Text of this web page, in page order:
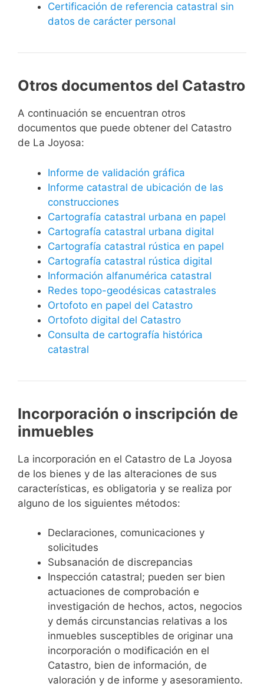
Certificación de referencia catastral sin
datos de carácter personal
Otros documentos del Catastro
A continuación se encuentran otros
documentos que puede obtener del Catastro
de La Joyosa:
Informe de validación gráfica
Informe catastral de ubicación de las
construcciones
Cartografía catastral urbana en papel
Cartografía catastral urbana digital
Cartografía catastral rústica en papel
Cartografía catastral rústica digital
Información alfanumérica catastral
Redes topo-geodésicas catastrales
Ortofoto en papel del Catastro
Ortofoto digital del Catastro
Consulta de cartografía histórica
catastral
Incorporación o inscripción de
inmuebles
La incorporación en el Catastro de La Joyosa
de los bienes y de las alteraciones de sus
características, es obligatoria y se realiza por
alguno de los siguientes métodos:
Declaraciones, comunicaciones y
solicitudes
Subsanación de discrepancias
Inspección catastral; pueden ser bien
actuaciones de comprobación e
investigación de hechos, actos, negocios
y demás circunstancias relativas a los
inmuebles susceptibles de originar una
incorporación o modificación en el
Catastro, bien de información, de
valoración y de informe y asesoramiento.